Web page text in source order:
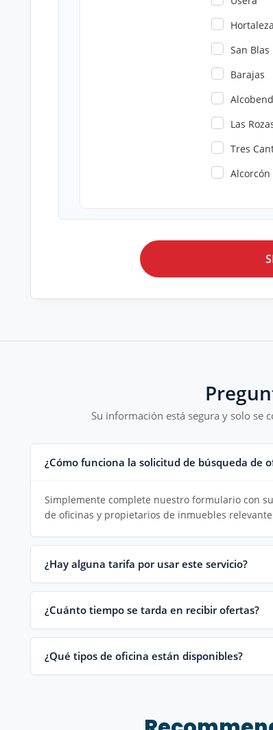
Hortaleza
San Blas
Barajas
Las
Tres
Alcorcón
Su información está segura y solo se
¿Cómo funciona la solicitud de búsqueda de
Simplemente complete nuestro formulario con
de oficinas y propietarios de inmuebles
¿Hay alguna tarifa por usar este servicio?
¿Cuánto tiempo se tarda en recibir ofertas?
¿Qué tipos de oficina están disponibles?